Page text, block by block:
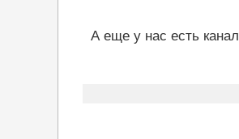
А еще у нас есть канал